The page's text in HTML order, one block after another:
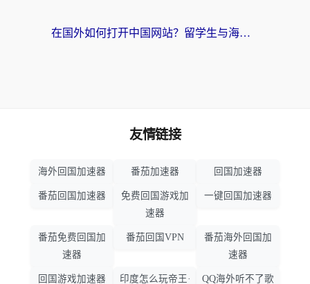
在国外如何打开中国网站？留学生与海外华人的无缝访问指南
友情链接
海外回国加速器 番茄加速器 回国加速器
番茄回国加速器
免费回国游戏加
速器
一键回国加速器
番茄免费回国加
速器
番茄回国VPN
番茄海外回国加
速器
回国游戏加速器 印度怎么玩帝王· QQ海外听不了歌